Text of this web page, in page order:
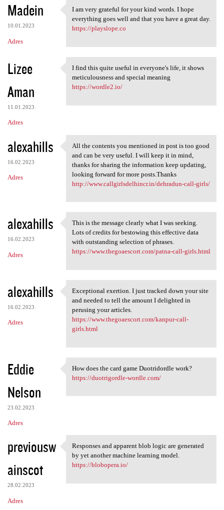
Madein
10.01.2023
Adres
I am very grateful for your
I am very grateful for your kind words. I hope
everything goes well and that you have a great day.
https://playslope.co
Lizee
Aman
11.01.2023
Adres
I find this quite useful in
I find this quite useful in everyone's life, it shows
meticulousness and special meaning
https://wordle2.io/
alexahills
16.02.2023
Adres
All the contents you
All the contents you mentioned in post is too good
and can be very useful. I will keep it in mind,
thanks for sharing the information keep updating,
looking forward for more posts.Thanks
http://www.callgirlsdelhincr.in/dehradun-call-girls/
alexahills
16.02.2023
Adres
This is the message clearly
This is the message clearly what I was seeking.
Lots of credits for bestowing this effective data
with outstanding selection of phrases.
https://www.thegoaescort.com/patna-call-girls.html
alexahills
16.02.2023
Adres
Exceptional exertion. I just
Exceptional exertion. I just tracked down your site
and needed to tell the amount I delighted in
perusing your articles.
https://www.thegoaescort.com/kanpur-call-
girls.html
Eddie
Nelson
23.02.2023
Adres
How does the card game
How does the card game Duotridordle work?
https://duotrigordle-wordle.com/
previousw
ainscot
28.02.2023
Adres
Responses and apparent blob
Responses and apparent blob logic are generated
by yet another machine learning model.
https://blobopera.io/